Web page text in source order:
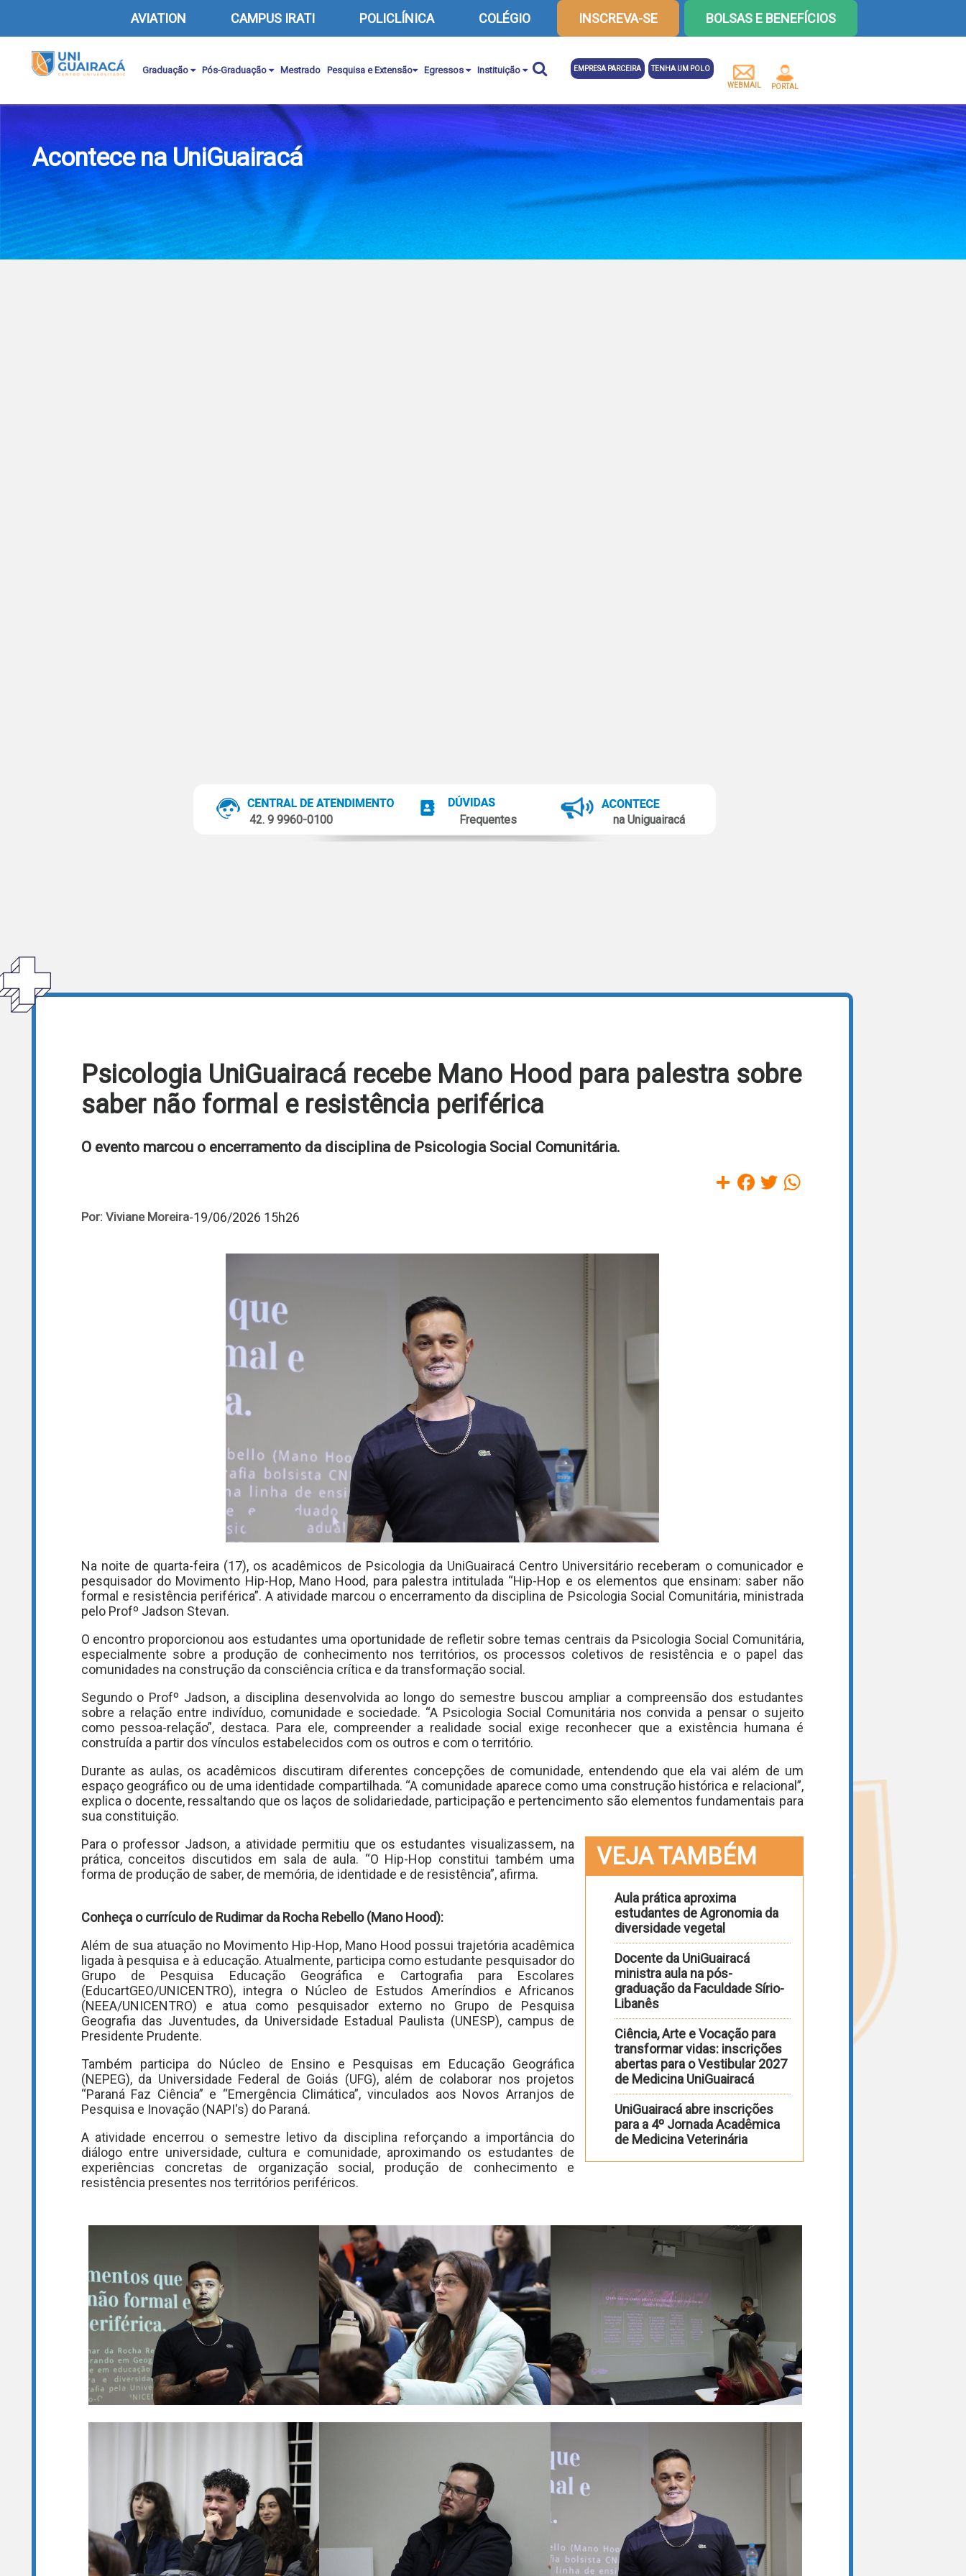
AVIATION CAMPUS IRATI POLICLÍNICA COLÉGIO INSCREVA-SE BOLSAS E BENEFÍCIOS
Graduação Pós-Graduação Mestrado Pesquisa e Extensão Egressos Instituição EMPRESA PARCEIRA TENHA UM POLO
WEBMAIL PORTAL
Acontece na UniGuairacá
42. 9 9960-0100 Frequentes na Uniguairacá
Psicologia UniGuairacá recebe Mano Hood para palestra sobre
saber não formal e resistência periférica
O evento marcou o encerramento da disciplina de Psicologia Social Comunitária.
Compartilhar
Facebook
Twitter
Por: Viviane Moreira-19/06/2026 15h26
Na noite de quarta-feira (17), os acadêmicos de Psicologia da UniGuairacá Centro Universitário receberam o comunicador e
pesquisador do Movimento Hip-Hop, Mano Hood, para palestra intitulada “Hip-Hop e os elementos que ensinam: saber não
formal e resistência periférica”. A atividade marcou o encerramento da disciplina de Psicologia Social Comunitária, ministrada
pelo Profº Jadson Stevan.
O encontro proporcionou aos estudantes uma oportunidade de refletir sobre temas centrais da Psicologia Social Comunitária,
especialmente sobre a produção de conhecimento nos territórios, os processos coletivos de resistência e o papel das
comunidades na construção da consciência crítica e da transformação social.
Segundo o Profº Jadson, a disciplina desenvolvida ao longo do semestre buscou ampliar a compreensão dos estudantes
sobre a relação entre indivíduo, comunidade e sociedade. “A Psicologia Social Comunitária nos convida a pensar o sujeito
como pessoa-relação”, destaca. Para ele, compreender a realidade social exige reconhecer que a existência humana é
construída a partir dos vínculos estabelecidos com os outros e com o território.
Durante as aulas, os acadêmicos discutiram diferentes concepções de comunidade, entendendo que ela vai além de um
espaço geográfico ou de uma identidade compartilhada. “A comunidade aparece como uma construção histórica e relacional”,
explica o docente, ressaltando que os laços de solidariedade, participação e pertencimento são elementos fundamentais para
sua constituição.
VEJA TAMBÉM
Aula prática aproxima
estudantes de Agronomia da
diversidade vegetal
Docente da UniGuairacá
ministra aula na pós-
graduação da Faculdade Sírio-
Libanês
Ciência, Arte e Vocação para
transformar vidas: inscrições
abertas para o Vestibular 2027
de Medicina UniGuairacá
UniGuairacá abre inscrições
para a 4º Jornada Acadêmica
de Medicina Veterinária
Para o professor Jadson, a atividade permitiu que os estudantes visualizassem, na
prática, conceitos discutidos em sala de aula. “O Hip-Hop constitui também uma
forma de produção de saber, de memória, de identidade e de resistência”, afirma.
Conheça o currículo de Rudimar da Rocha Rebello (Mano Hood):
Além de sua atuação no Movimento Hip-Hop, Mano Hood possui trajetória acadêmica
ligada à pesquisa e à educação. Atualmente, participa como estudante pesquisador do
Grupo de Pesquisa Educação Geográfica e Cartografia para Escolares
(EducartGEO/UNICENTRO), integra o Núcleo de Estudos Ameríndios e Africanos
(NEEA/UNICENTRO) e atua como pesquisador externo no Grupo de Pesquisa
Geografia das Juventudes, da Universidade Estadual Paulista (UNESP), campus de
Presidente Prudente.
Também participa do Núcleo de Ensino e Pesquisas em Educação Geográfica
(NEPEG), da Universidade Federal de Goiás (UFG), além de colaborar nos projetos
“Paraná Faz Ciência” e “Emergência Climática”, vinculados aos Novos Arranjos de
Pesquisa e Inovação (NAPI's) do Paraná.
A atividade encerrou o semestre letivo da disciplina reforçando a importância do
diálogo entre universidade, cultura e comunidade, aproximando os estudantes de
experiências concretas de organização social, produção de conhecimento e
resistência presentes nos territórios periféricos.